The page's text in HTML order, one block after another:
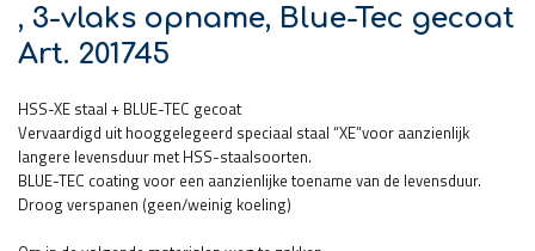
, 3-vlaks opname, Blue-Tec gecoat
Art. 201745
HSS-XE staal + BLUE-TEC gecoat
Vervaardigd uit hooggelegeerd speciaal staal “XE”voor aanzienlijk
langere levensduur met HSS-staalsoorten.
BLUE-TEC coating voor een aanzienlijke toename van de levensduur.
Droog verspanen (geen/weinig koeling)